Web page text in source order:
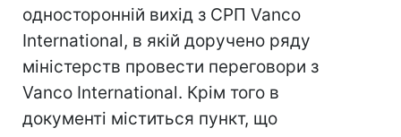
односторонній вихід з СРП Vanco
International, в якій доручено ряду
міністерств провести переговори з
Vanco International. Крім того в
документі міститься пункт, що